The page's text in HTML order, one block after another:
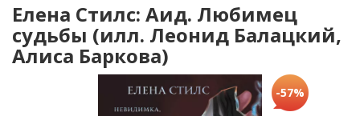
Елена Стилс: Аид. Любимец
судьбы (илл. Леонид Балацкий,
Алиса Баркова)
-57%